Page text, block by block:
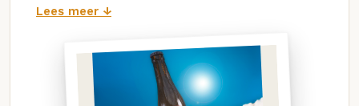
Lees meer ↓